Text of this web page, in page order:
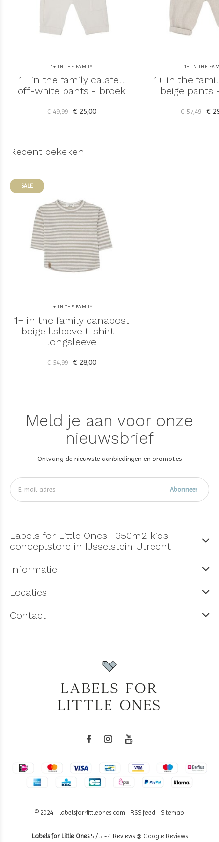
1+ IN THE FAMILY
1+ in the family calafell
off-white pants - broek
€ 49,99 € 25,00
1+ IN THE
1+ in the
beige pants
€ 57,49 €
Recent bekeken
SALE
1+ IN THE FAMILY
1+ in the family canapost
beige l.sleeve t-shirt -
longsleeve
€ 54,99 € 28,00
Meld je aan voor onze
nieuwsbrief
Ontvang de nieuwste aanbiedingen en promoties
Abonneer
Labels for Little Ones | 350m2 kids
conceptstore in IJsselstein Utrecht
Informatie
Locaties
Contact
© 2024 - labelsforrlittleones.com - RSS feed - Sitemap
Labels for Little Ones5 / 5 - 4 Reviews @ Google Reviews